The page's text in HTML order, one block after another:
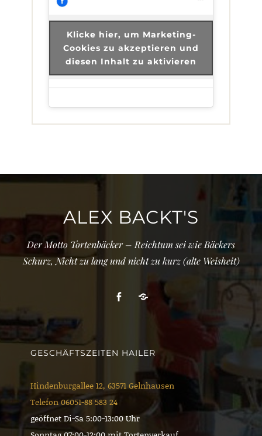
Klicke hier, um Marketing-
Cookies zu akzeptieren und
diesen Inhalt zu aktivieren
ALEX BACKT'S
Der Motto Tortenbäcker – Reichtum sei wie Bäckers
Schurz, Nicht zu lang und nicht zu kurz (alte Weisheit)
(EU)
GESCHÄFTSZEITEN HAILER
Hindenburgallee 12, 63571 Gelnhausen
Telefon 06051-88 583 24
geöffnet Di-Sa 5:00-13:00 Uhr